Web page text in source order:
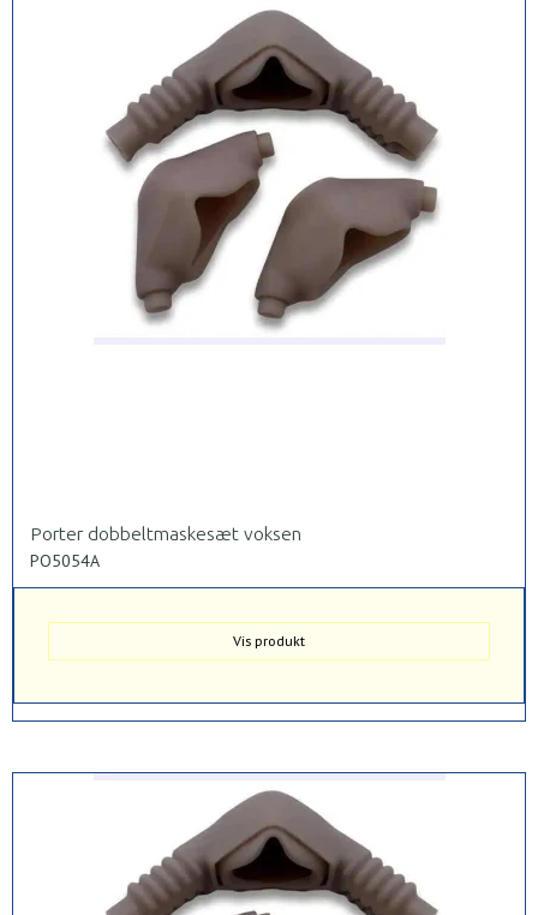
Porter dobbeltmaskesæt voksen
PO5054A
Vis produkt